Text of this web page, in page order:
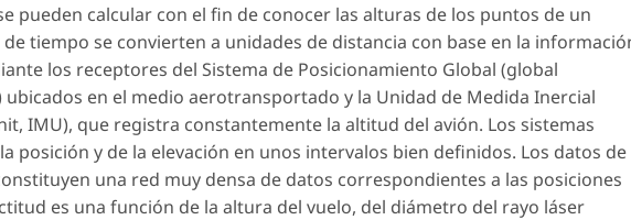
pueden calcular con el fin de conocer las alturas de los puntos de un
tiempo se convierten a unidades de distancia con base en la
los receptores del Sistema de Posicionamiento Global (global
ubicados en el medio aerotransportado y la Unidad de Medida Inercial
IMU), que registra constantemente la altitud del avión. Los sistemas
posición y de la elevación en unos intervalos bien definidos. Los datos de
una red muy densa de datos correspondientes a las posiciones
es una función de la altura del vuelo, del diámetro del rayo láser